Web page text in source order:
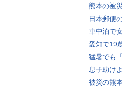
熊本の被
日本郵便
車中泊で
愛知で19
猛暑でも
息子助け
被災の熊